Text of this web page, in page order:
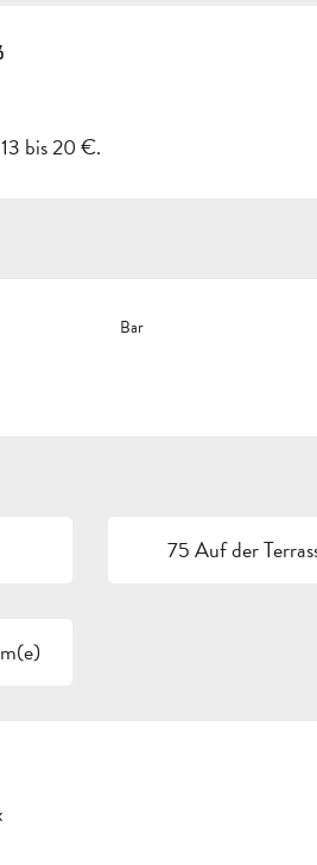
2026
bis 20 €.
Bar
75 Auf der